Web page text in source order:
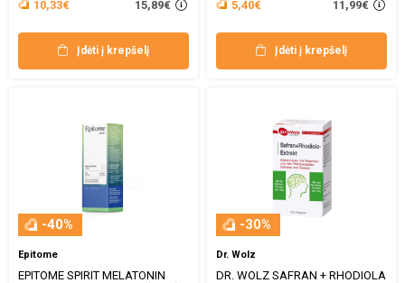
10,33€
15,89€
Įdėti į krepšelį
5,40€ 11,99€
Įdėti į krepšelį
-40%
Epitome
EPITOME SPIRIT MELATONIN
-30%
Dr. Wolz
DR. WOLZ SAFRAN + RHODIOLA